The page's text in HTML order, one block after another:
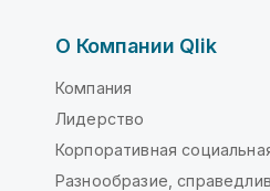
О Компании Qlik
Компания
Лидерство
Корпоративная
Разнообразие,